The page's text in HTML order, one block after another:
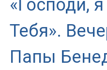
«Господи,
Тебя».
Папы